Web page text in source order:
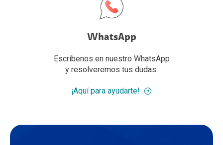
WhatsApp
Escríbenos en nuestro WhatsApp
y resolveremos tus dudas.
¡Aquí para ayudarte!